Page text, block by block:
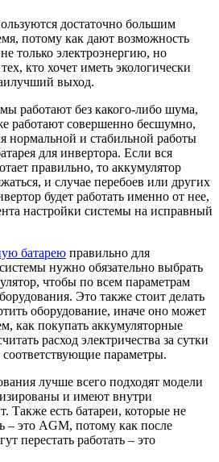
достаточно большим
потому как дают возможность
только электроэнергию, но
кто хочет иметь экологически
выход.
работают без какого-либо шума,
работают совершенно бесшумно,
нормальной и стабильной работы
для инвертора. Если вся
правильно, то аккумулятор
и случае перебоев или других
будет работать именно от нее,
настройки системы на исправный
батарею правильно для
нужно обязательно выбрать
чтобы по всем параметрам
Это также стоит делать
оборудование, иначе оно может
как покупать аккумуляторные
расход электричества за сутки
параметры.
лучше всего подходят модели
и имеют внутри
Также есть батареи, которые не
– это AGM, потому как после
перестать работать – это